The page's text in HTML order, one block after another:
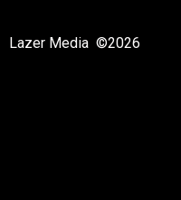
Lazer Media ©2026